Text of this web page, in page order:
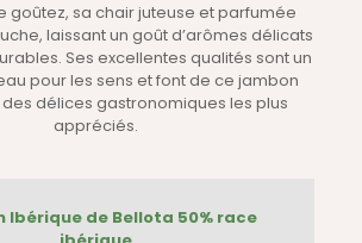
goûtez, sa chair juteuse et parfumée
laissant un goût d’arômes délicats
Ses excellentes qualités sont un
pour les sens et font de ce jambon
des délices gastronomiques les plus
appréciés.
Ibérique de Bellota 50% race